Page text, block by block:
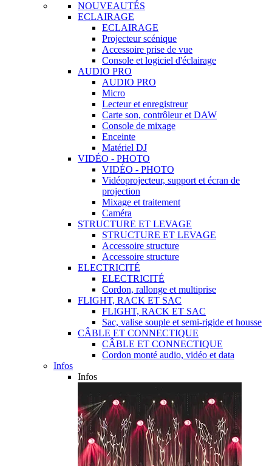
NOUVEAUTÉS
ECLAIRAGE
ECLAIRAGE
Projecteur scénique
Accessoire prise de vue
Console et logiciel d'éclairage
AUDIO PRO
AUDIO PRO
Micro
Lecteur et enregistreur
Carte son, contrôleur et DAW
Console de mixage
Enceinte
Matériel DJ
VIDÉO - PHOTO
VIDÉO - PHOTO
Vidéoprojecteur, support et écran de
projection
Mixage et traitement
Caméra
STRUCTURE ET LEVAGE
STRUCTURE ET LEVAGE
Accessoire structure
Accessoire structure
ELECTRICITÉ
ELECTRICITÉ
Cordon, rallonge et multiprise
FLIGHT, RACK ET SAC
FLIGHT, RACK ET SAC
Sac, valise souple et semi-rigide et housse
CÂBLE ET CONNECTIQUE
CÂBLE ET CONNECTIQUE
Cordon monté audio, vidéo et data
Infos
Infos